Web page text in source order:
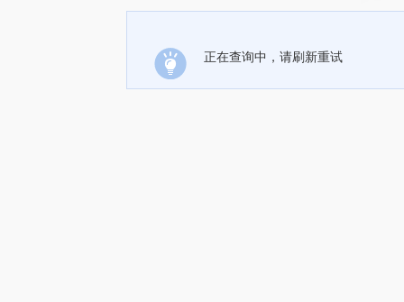
正在查询中，请刷新重试